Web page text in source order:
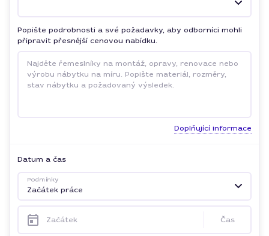
Popište podrobnosti a své požadavky, aby odborníci mohli
připravit přesnější cenovou nabídku.
Doplňující informace
Datum a čas
Podmínky
Začátek práce
Začátek Čas